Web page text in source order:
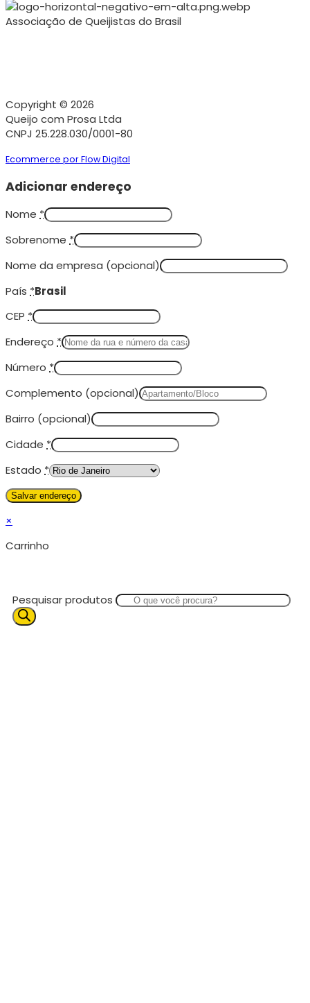
Associação de Queijistas do Brasil
Copyright © 2026
Queijo com Prosa Ltda
CNPJ 25.228.030/0001-80
Ecommerce por Flow Digital
Adicionar endereço
Nome *
Sobrenome *
Nome da empresa (opcional)
País *Brasil
CEP *
Endereço *
Número *
Complemento (opcional)
Bairro (opcional)
Cidade *
Estado *
×
Carrinho
Pesquisar produtos